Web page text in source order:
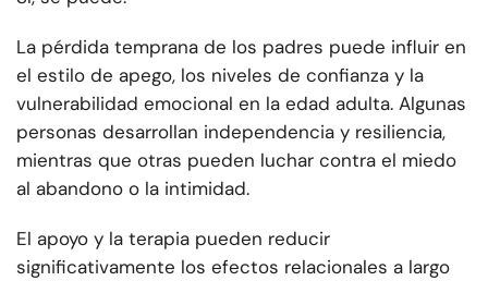
La pérdida temprana de los padres puede influir en
el estilo de apego, los niveles de confianza y la
vulnerabilidad emocional en la edad adulta. Algunas
personas desarrollan independencia y resiliencia,
mientras que otras pueden luchar contra el miedo
al abandono o la intimidad.
El apoyo y la terapia pueden reducir
significativamente los efectos relacionales a largo